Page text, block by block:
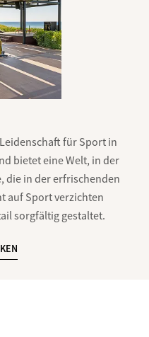
für Sport in
bietet eine Welt, in der
die in der erfrischenden
auf Sport verzichten
sorgfältig gestaltet.